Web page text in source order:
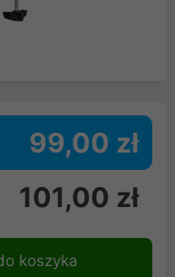
99,00 zł
101,00 zł
koszyka